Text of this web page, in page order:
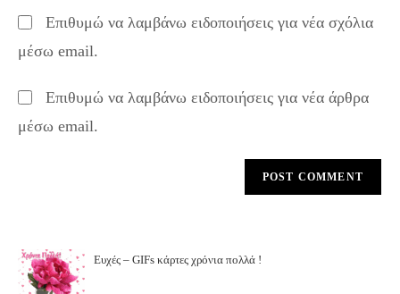
comment
URL
(optional)
Επιθυμώ να λαμβάνω ειδοποιήσεις για νέα σχόλια
μέσω email.
Επιθυμώ να λαμβάνω ειδοποιήσεις για νέα άρθρα
μέσω email.
Ευχές – GIFs κάρτες χρόνια πολλά !